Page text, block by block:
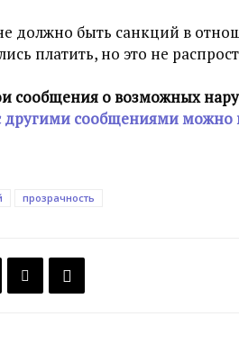
должно быть санкций в
платить, но это не
сообщения о возможных
другими сообщениями можно
прозрачность